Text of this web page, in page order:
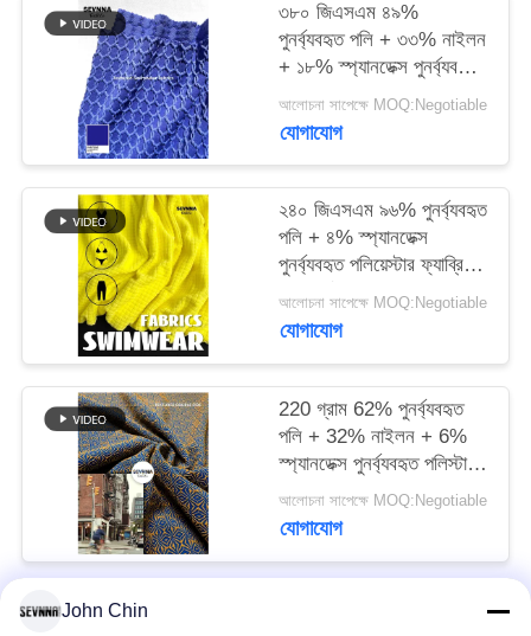
PRIVACY
POLICY
৩৮০ জিএসএম ৪৯%
পুনর্ব্যবহৃত পলি + ৩৩% নাইলন
+ ১৮% স্প্যানডেক্স পুনর্ব্যবহৃত
পলিয়েস্টার ফ্যাব্রিক নিট
সার্কুলারের জন্য
আলোচনা সাপেক্ষে MOQ:Negotiable
যোগাযোগ
২৪০ জিএসএম ৯৬% পুনর্ব্যবহৃত
পলি + ৪% স্প্যানডেক্স
পুনর্ব্যবহৃত পলিয়েস্টার ফ্যাব্রিক
নিট সার্কুলারের জন্য
আলোচনা সাপেক্ষে MOQ:Negotiable
যোগাযোগ
220 গ্রাম 62% পুনর্ব্যবহৃত
পলি + 32% নাইলন + 6%
স্প্যানডেক্স পুনর্ব্যবহৃত পলিস্টার
আলোচনা সাপেক্ষে MOQ:Negotiable
যোগাযোগ
John Chin